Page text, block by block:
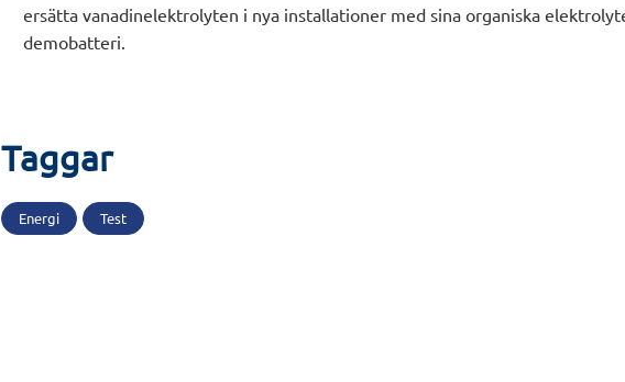
ersätta vanadinelektrolyten i nya installationer med sina organiska
demobatteri.
Taggar
Energi Test